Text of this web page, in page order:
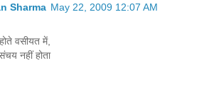
Sharma May 22, 2009 12:07 AM
वसीयत में,
नहीं होता